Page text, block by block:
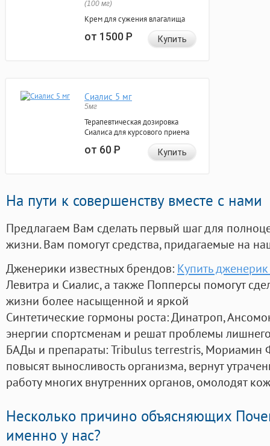
(100 мг)
Крем для сужения влагалища
от 1500Р Купить
Сиалис 5 мг
5мг
Терапевтическая дозировка
Сиалиса для курсового приема
от 60Р Купить
На пути к совершенству вместе с нами
Предлагаем Вам сделать первый шаг для
жизни. Вам помогут средства, придагаемые на
Дженерики известных брендов: Купить
Левитра и Сиалис, а также Попперсы помогут
жизни более насыщенной и яркой
Синтетические гормоны роста: Динатроп,
энергии спортсменам и решат проблемы
БАДы и препараты:Tribulus terrestris, Мориамин
повысят выносливость организма, вернут
работу многих внутренних органов, омолодят
Несколько причино объясняющих
именно у нас?